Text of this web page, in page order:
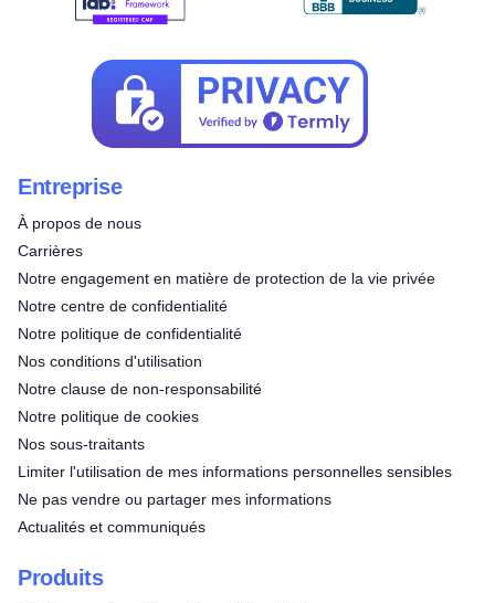
Entreprise
À propos de nous
Carrières
Notre engagement en matière de protection de la vie privée
Notre centre de confidentialité
Notre politique de confidentialité
Nos conditions d'utilisation
Notre clause de non-responsabilité
Notre politique de cookies
Nos sous-traitants
Limiter l'utilisation de mes informations personnelles sensibles
Ne pas vendre ou partager mes informations
Actualités et communiqués
Produits